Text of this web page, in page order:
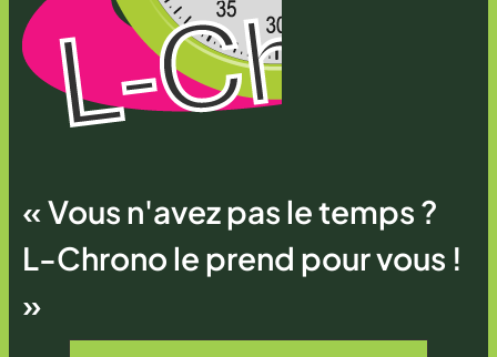
« Vous n'avez pas le temps ?
L-Chrono le prend pour vous !
»